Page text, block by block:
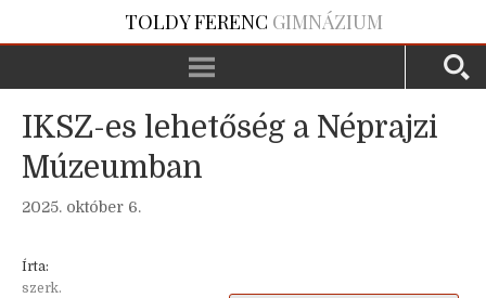
TOLDY FERENC GIMNÁZIUM
IKSZ-es lehetőség a Néprajzi
Múzeumban
2025. október 6.
Írta:
szerk.